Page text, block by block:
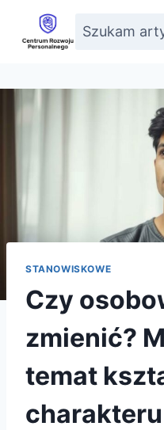
Przejdź
treści
Szukam
STANOWISKOWE
Czy
zmienić?
temat
charakteru